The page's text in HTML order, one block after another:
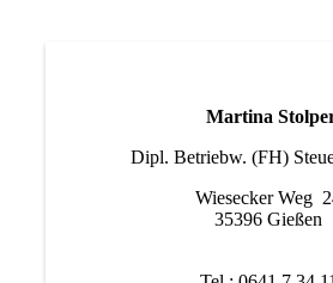
Martina
Dipl. Betriebw. (FH)
Wiesecker Weg
35396 Gießen